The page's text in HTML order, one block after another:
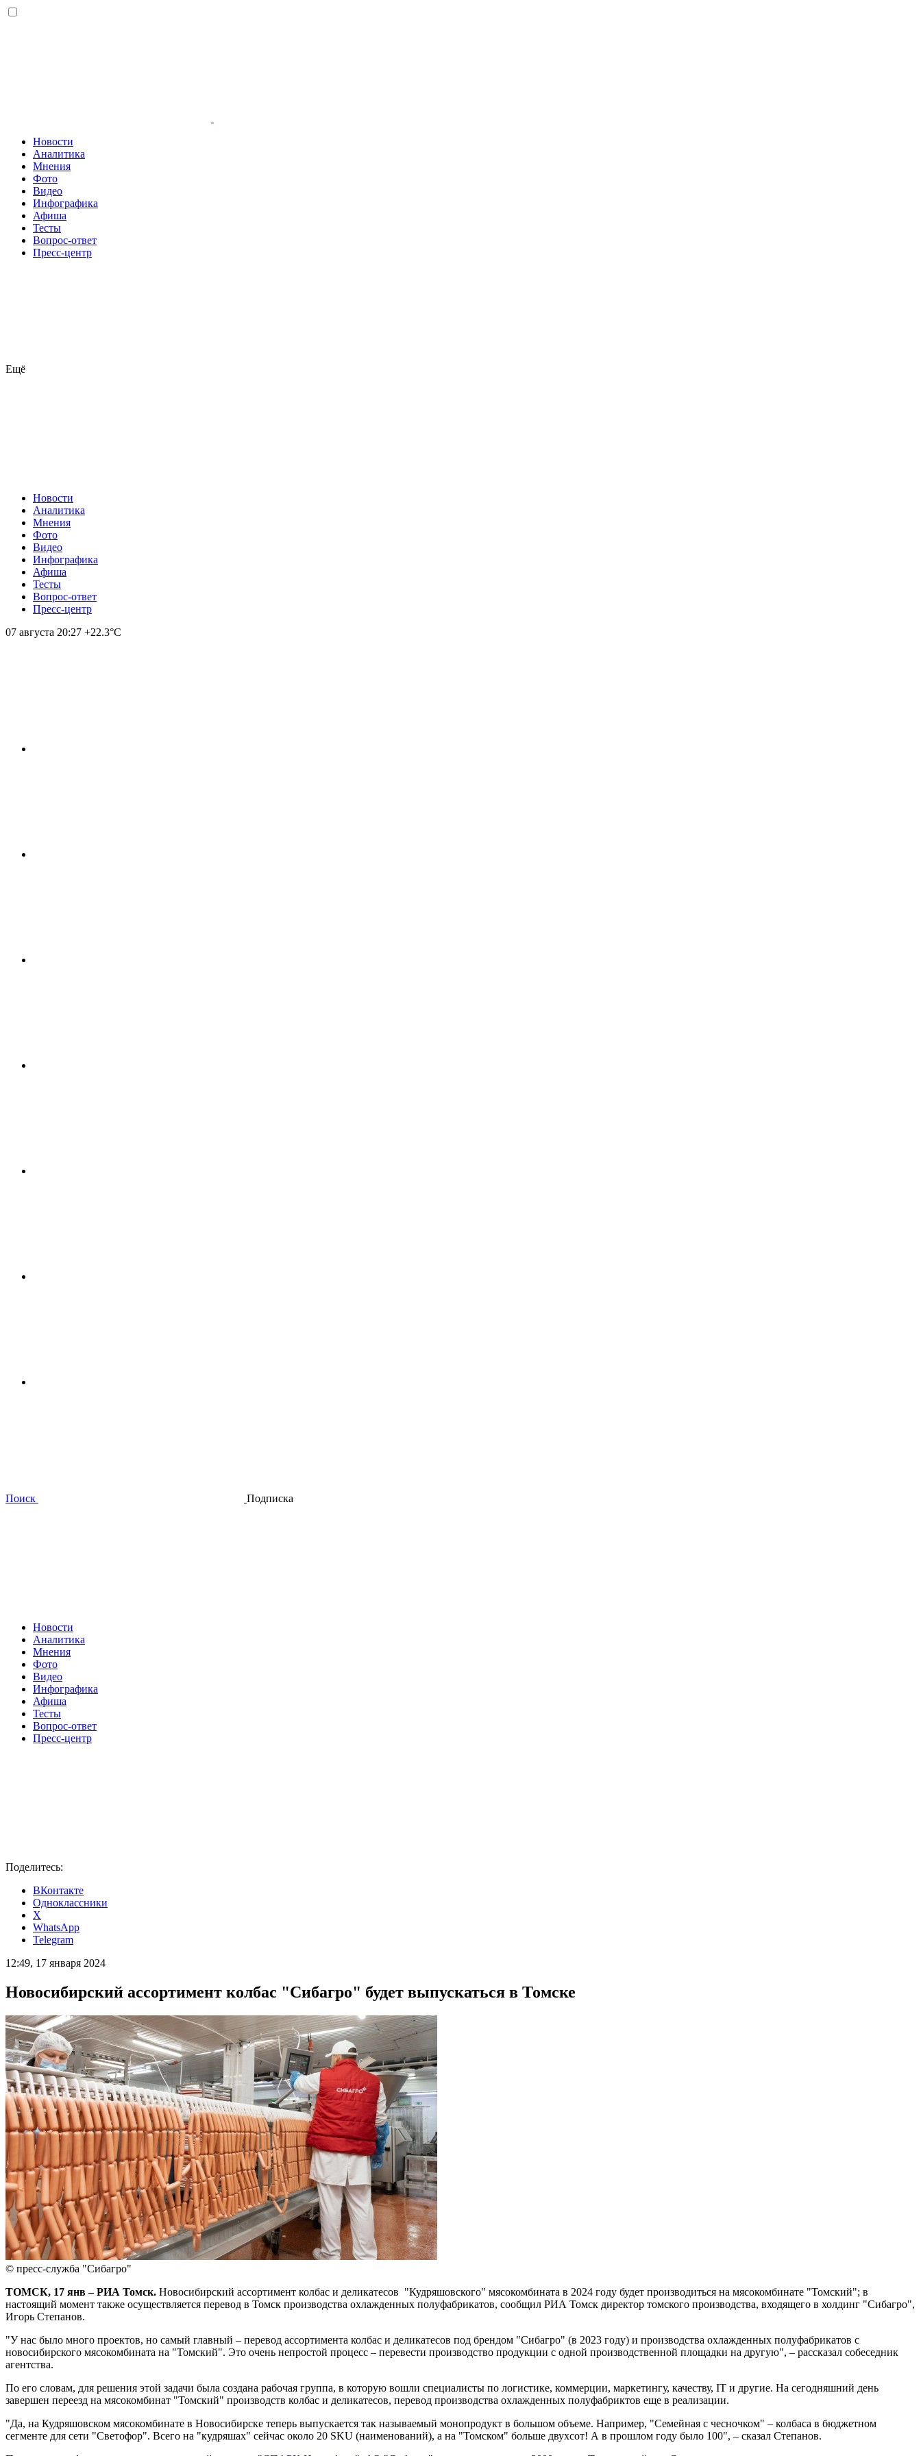
Новости
Аналитика
Мнения
Фото
Видео
Инфографика
Афиша
Тесты
Вопрос-ответ
Пресс-центр
Ещё
Новости
Аналитика
Мнения
Фото
Видео
Инфографика
Афиша
Тесты
Вопрос-ответ
Пресс-центр
07 августа 20:27 +22.3°С
Поиск Подписка
Новости
Аналитика
Мнения
Фото
Видео
Инфографика
Афиша
Тесты
Вопрос-ответ
Пресс-центр
Поделитесь:
ВКонтакте
Одноклассники
X
WhatsApp
Telegram
12:49, 17 января 2024
Новосибирский ассортимент колбас "Сибагро" будет выпускаться в Томске
© пресс-служба "Сибагро"
ТОМСК, 17 янв – РИА Томск. Новосибирский ассортимент колбас и деликатесов "Кудряшовского" мясокомбината в 2024 году будет производиться на мясокомбинате "Томский"; в
настоящий момент также осуществляется перевод в Томск производства охлажденных полуфабрикатов, сообщил РИА Томск директор томского производства, входящего в холдинг "Сибагро",
Игорь Степанов.
"У нас было много проектов, но самый главный – перевод ассортимента колбас и деликатесов под брендом "Сибагро" (в 2023 году) и производства охлажденных полуфабрикатов с
новосибирского мясокомбината на "Томский". Это очень непростой процесс – перевести производство продукции с одной производственной площадки на другую", – рассказал собеседник
агентства.
По его словам, для решения этой задачи была создана рабочая группа, в которую вошли специалисты по логистике, коммерции, маркетингу, качеству, IT и другие. На сегодняшний день
завершен переезд на мясокомбинат "Томский" производств колбас и деликатесов, перевод производства охлажденных полуфабриктов еще в реализации.
"Да, на Кудряшовском мясокомбинате в Новосибирске теперь выпускается так называемый монопродукт в большом объеме. Например, "Семейная с чесночком" – колбаса в бюджетном
сегменте для сети "Светофор". Всего на "кудряшах" сейчас около 20 SKU (наименований), а на "Томском" больше двухсот! А в прошлом году было 100", – сказал Степанов.